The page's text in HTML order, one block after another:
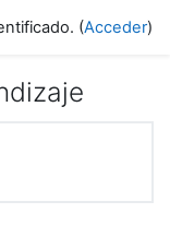
(Acceder)